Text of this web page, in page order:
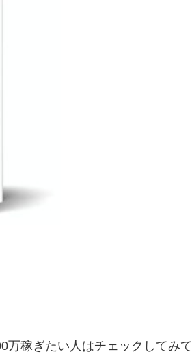
万稼ぎたい人はチェックしてみて